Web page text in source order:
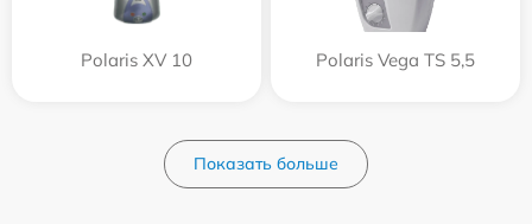
Polaris XV 10 Polaris Vega TS 5,5
Показать больше